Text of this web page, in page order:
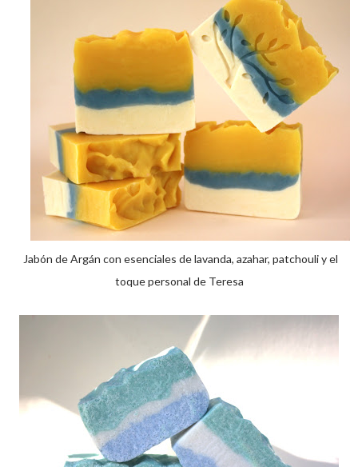
Jabón de Argán con esenciales de lavanda, azahar, patchouli y el
toque personal de Teresa